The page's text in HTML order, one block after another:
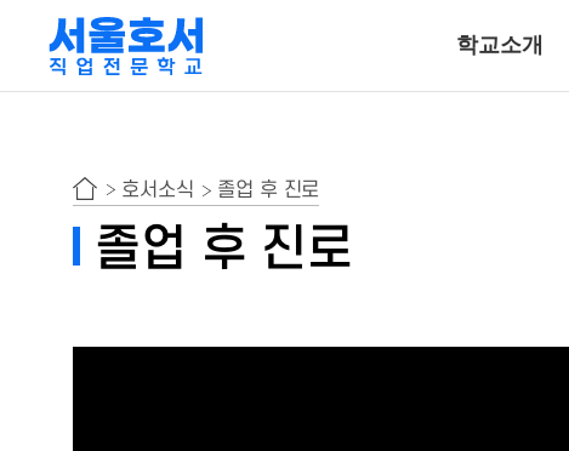
학교소개
호서소식 졸업 후 진로
졸업 후 진로